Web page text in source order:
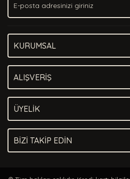
Bu ürüne benzer farklı alternatifler
KURUMSAL
ALIŞVERİŞ
ÜYELİK
BİZİ TAKİP EDİN